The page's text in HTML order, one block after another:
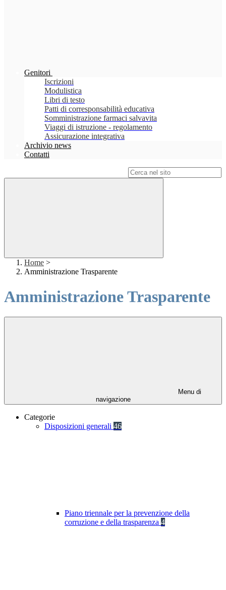
Genitori
Iscrizioni
Modulistica
Libri di testo
Patti di corresponsabilità educativa
Somministrazione farmaci salvavita
Viaggi di istruzione - regolamento
Assicurazione integrativa
Archivio news
Contatti
Home >
Amministrazione Trasparente
Amministrazione Trasparente
Menu di
navigazione
Categorie
Disposizioni generali 46
Piano triennale per la prevenzione della
corruzione e della trasparenza 4